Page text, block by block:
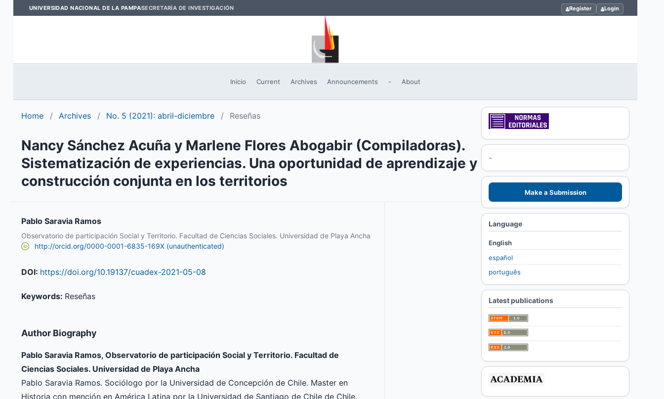
UNIVERSIDAD NACIONAL DE LA PAMPASECRETARÍA DE INVESTIGACIÓN Register Login
Inicio Current Archives Announcements - About
Home / Archives / No. 5 (2021): abril-diciembre / Reseñas
Nancy Sánchez Acuña y Marlene Flores Abogabir (Compiladoras).
Sistematización de experiencias. Una oportunidad de aprendizaje y
construcción conjunta en los territorios
Pablo Saravia Ramos
Observatorio de participación Social y Territorio. Facultad de Ciencias Sociales. Universidad de Playa Ancha
http://orcid.org/0000-0001-6835-169X (unauthenticated)
DOI: https://doi.org/10.19137/cuadex-2021-05-08
Keywords: Reseñas
Author Biography
Pablo Saravia Ramos, Observatorio de participación Social y Territorio. Facultad de
Ciencias Sociales. Universidad de Playa Ancha
Pablo Saravia Ramos. Sociólogo por la Universidad de Concepción de Chile. Master en
Historia con mención en América Latina por la Universidad de Santiago de Chile de Chile.
-
Make a Submission
Language
English
español
português
Latest publications